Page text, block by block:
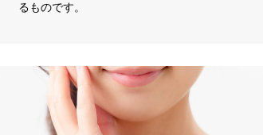
るものです。